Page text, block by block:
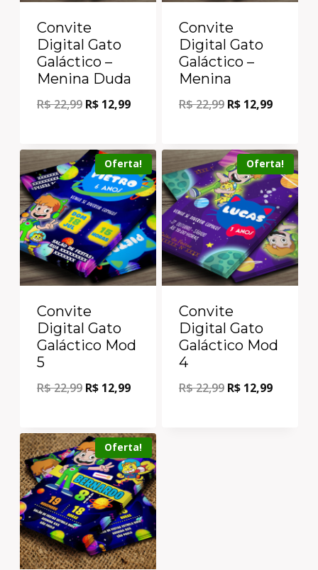
Convite
Digital Gato
Galáctico –
Menina Duda
R$22,99 R$ 12,99
Convite
Digital Gato
Galáctico –
Menina
R$22,99 R$ 12,99
Oferta!
Convite
Digital Gato
Galáctico Mod
5
R$22,99 R$ 12,99
Oferta!
Convite
Digital Gato
Galáctico Mod
4
R$22,99 R$ 12,99
Oferta!